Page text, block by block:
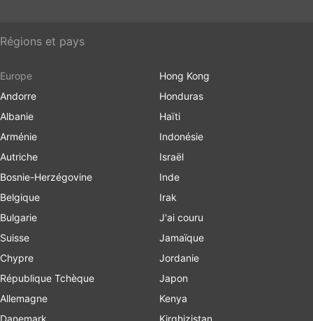
Régions et pays
Europe
Andorre
Albanie
Arménie
Autriche
Bosnie-Herzégovine
Belgique
Bulgarie
Suisse
Chypre
République Tchèque
Allemagne
Danemark
Hong Kong
Honduras
Haïti
Indonésie
Israël
Inde
Irak
J'ai couru
Jamaïque
Jordanie
Japon
Kenya
Kirghizistan